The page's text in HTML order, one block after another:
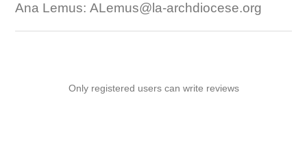
Ana Lemus:ALemus@la-archdiocese.org
Only registered users can write reviews